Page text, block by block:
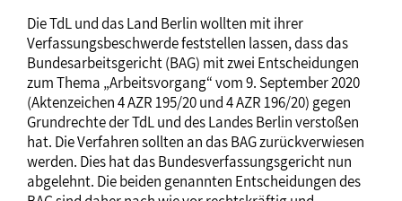
Die TdL und das Land Berlin wollten mit ihrer
Verfassungsbeschwerde feststellen lassen, dass das
Bundesarbeitsgericht (BAG) mit zwei Entscheidungen
zum Thema „Arbeitsvorgang“ vom 9. September 2020
(Aktenzeichen 4 AZR 195/20 und 4 AZR 196/20) gegen
Grundrechte der TdL und des Landes Berlin verstoßen
hat. Die Verfahren sollten an das BAG zurückverwiesen
werden. Dies hat das Bundesverfassungsgericht nun
abgelehnt. Die beiden genannten Entscheidungen des